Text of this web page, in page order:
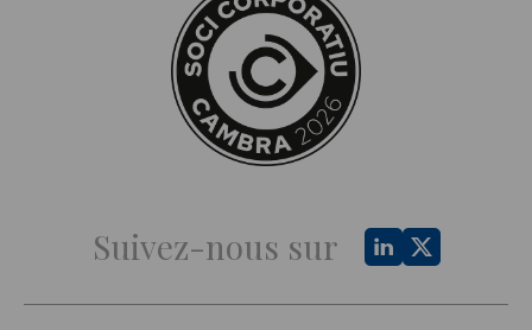
Suivez-nous sur